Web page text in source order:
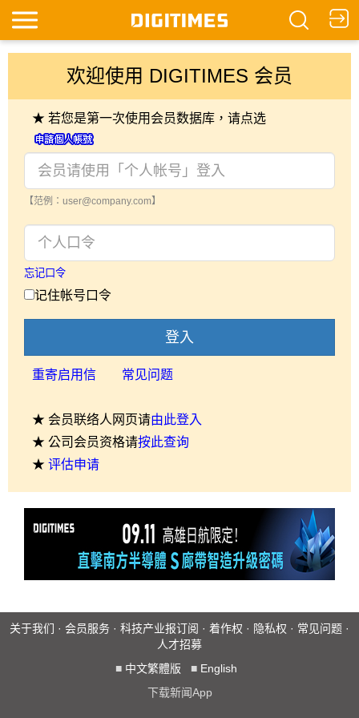
欢迎使用 DIGITIMES 会员
★ 若您是第一次使用会员数据库，请点选
【范例：user@company.com】
忘记口令
记住帐号口令
登入
重寄启用信 常见问题
★ 会员联络人网页请由此登入
★ 公司会员资格请按此查询
★ 评估申请
关于我们 · 会员服务 · 科技产业报订阅 · 着作权 · 隐私权 · 常见问题 ·
人才招募
■ 中文繁體版 ■ English
下载新闻App